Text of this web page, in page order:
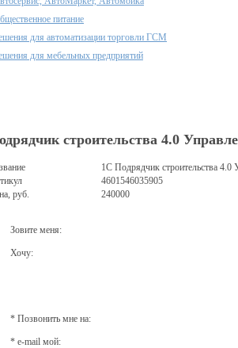
питание
для автоматизации торговли ГСМ
для мебельных предприятий
строительства 4.0
1С Подрядчик строительства 4.0
4601546035905
руб.
240000
Зовите меня:
Хочу:
* Позвонить мне на:
* e-mail мой: